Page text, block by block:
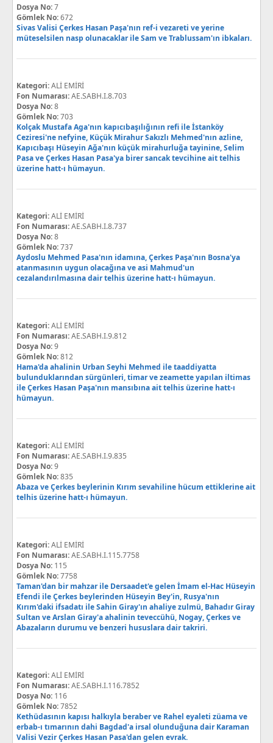
Dosya No:7
Gömlek No:672
Sivas Valisi Çerkes Hasan Paşa'nın ref-i vezareti ve yerine
müteselsilen nasp olunacaklar ile Sam ve Trablussam'ın ibkaları.
Kategori:ALİ EMİRİ
Fon Numarası:AE.SABH.I.8.703
Dosya No:8
Gömlek No:703
Kolçak Mustafa Aga'nın kapıcıbaşılığının refi ile İstanköy
Ceziresi'ne nefyine, Küçük Mirahur Sakızlı Mehmed'nın azline,
Kapıcıbaşı Hüseyin Ağa'nın küçük mirahurluğa tayinine, Selim
Pasa ve Çerkes Hasan Pasa'ya birer sancak tevcihine ait telhis
üzerine hatt-ı hümayun.
Kategori:ALİ EMİRİ
Fon Numarası:AE.SABH.I.8.737
Dosya No:8
Gömlek No:737
Aydoslu Mehmed Pasa'nın idamına, Çerkes Paşa'nın Bosna'ya
atanmasının uygun olacağına ve asi Mahmud'un
cezalandırılmasına dair telhis üzerine hatt-ı hümayun.
Kategori:ALİ EMİRİ
Fon Numarası:AE.SABH.I.9.812
Dosya No:9
Gömlek No:812
Hama'da ahalinin Urban Seyhi Mehmed ile taaddiyatta
bulunduklarından sürgünleri, timar ve zeamette yapılan iltimas
ile Çerkes Hasan Paşa'nın mansıbına ait telhis üzerine hatt-ı
hümayun.
Kategori:ALİ EMİRİ
Fon Numarası:AE.SABH.I.9.835
Dosya No:9
Gömlek No:835
Abaza ve Çerkes beylerinin Kırım sevahiline hücum ettiklerine ait
telhis üzerine hatt-ı hümayun.
Kategori:ALİ EMİRİ
Fon Numarası:AE.SABH.I.115.7758
Dosya No: 115
Gömlek No:7758
Taman'dan bir mahzar ile Dersaadet'e gelen İmam el-Hac Hüseyin
Efendi ile Çerkes beylerinden Hüseyin Bey'in, Rusya'nın
Kırım'daki ifsadatı ile Sahin Giray'ın ahaliye zulmü, Bahadır Giray
Sultan ve Arslan Giray'a ahalinin teveccühü, Nogay, Çerkes ve
Abazaların durumu ve benzeri hususlara dair takriri.
Kategori:ALİ EMİRİ
Fon Numarası:AE.SABH.I.116.7852
Dosya No: 116
Gömlek No:7852
Kethüdasının kapısı halkıyla beraber ve Rahel eyaleti züama ve
erbab-ı tımarının dahi Bagdad'a irsal olunduğuna dair Karaman
Valisi Vezir Çerkes Hasan Pasa'dan gelen evrak.